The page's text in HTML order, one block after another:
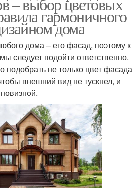
гармоничного
дома
дома – его фасад, поэтому к
следует подойти ответственно.
подобрать не только цвет фасада
внешний вид не тускнел, и